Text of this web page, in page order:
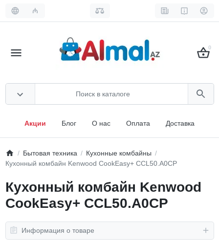
₼
0
Акции Блог О нас Оплата Доставка
Бытовая техника
Кухонные комбайны
Кухонный комбайн Kenwood CookEasy+ CCL50.A0CP
Кухонный комбайн Kenwood
CookEasy+ CCL50.A0CP
Информация о товаре